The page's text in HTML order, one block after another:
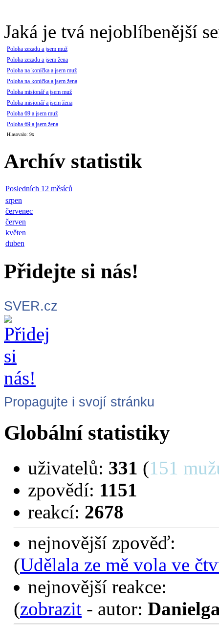
Jaká je tvá nejoblíbenější
Poloha zezadu a jsem muž
Poloha zezadu a jsem žena
Poloha na koníčka a jsem muž
Poloha na koníčka a jsem žena
Poloha misionář a jsem muž
Poloha misionář a jsem žena
Poloha 69 a jsem muž
Poloha 69 a jsem žena
Hlasovalo: 9x
Archív statistik
Posledních 12 měsíců
srpen
červenec
červen
květen
duben
Přidejte si nás!
SVER.cz
Propagujte i svojí stránku
Globální statistiky
uživatelů: 331 (151
zpovědí: 1151
reakcí: 2678
nejnovější zpověď:
(Udělala ze mě vola ve
nejnovější reakce:
(zobrazit - autor: